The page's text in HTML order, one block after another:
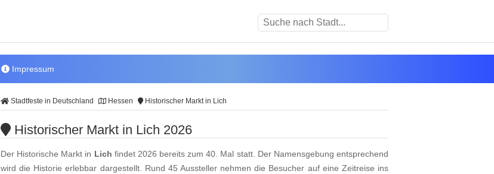
Impressum
Stadtfeste in Deutschland Hessen Historischer Markt in Lich
Historischer Markt in Lich 2026
Der Historische Markt in Lich findet 2026 bereits zum 40. Mal statt. Der Namensgebung entsprechend
wird die Historie erlebbar dargestellt. Rund 45 Aussteller nehmen die Besucher auf eine Zeitreise ins